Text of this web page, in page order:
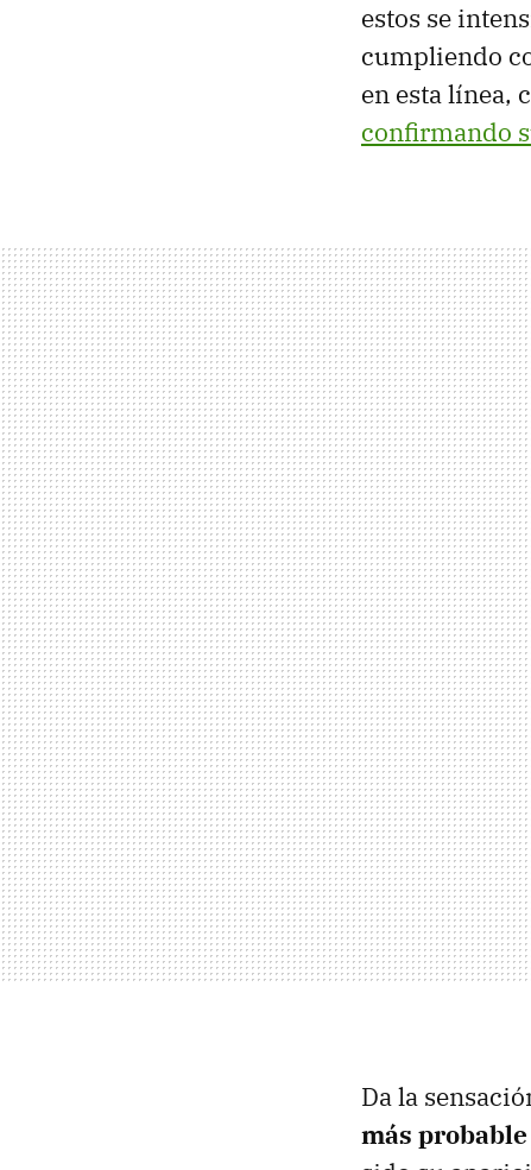
estos se
cumpliendo
en esta línea,
confirmando
Da la
más